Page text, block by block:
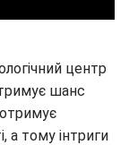
центр
шанс
а тому інтриги